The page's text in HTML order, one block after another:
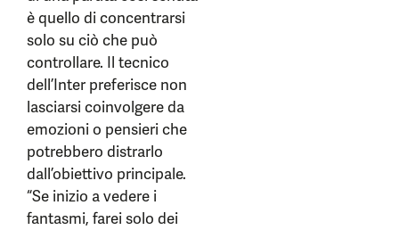
è quello di concentrarsi
solo su ciò che può
controllare. Il tecnico
dell’Inter preferisce non
lasciarsi coinvolgere da
emozioni o pensieri che
potrebbero distrarlo
dall’obiettivo principale.
“Se inizio a vedere i
fantasmi, farei solo dei